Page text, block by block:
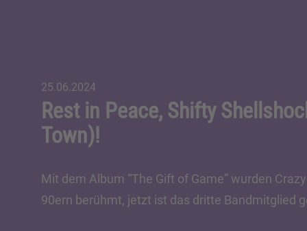
25.06.2024
Rest in Peace, Shifty
Town)!
Mit dem Album “The Gift of Game” wurden
90ern berühmt, jetzt ist das dritte Bandmitglied